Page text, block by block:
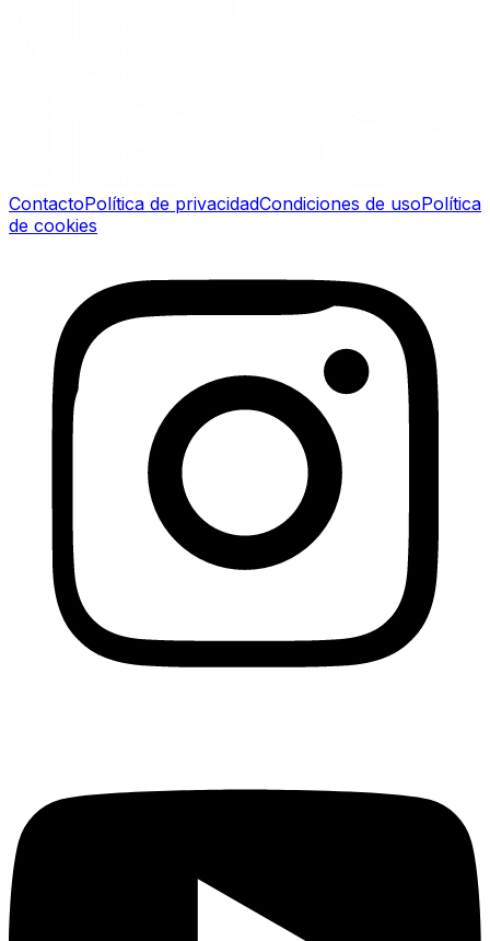
ContactoPolítica de privacidadCondiciones de usoPolítica
de cookies